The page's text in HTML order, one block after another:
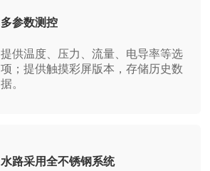
多参数测控
提供温度、压力、流量、电导率等选
项；提供触摸彩屏版本，存储历史数
据。
水路采用全不锈钢系统